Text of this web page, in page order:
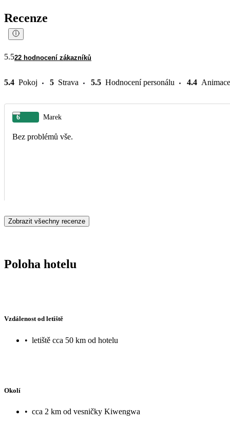
Recenze
5.522 hodnocení zákazníků
5.4 Pokoj 5 Strava 5.5 Hodnocení personálu 4.4 Animace
6 Marek
Bez problémů vše.
Zobrazit všechny recenze
Poloha hotelu
Vzdálenost od letiště
• letiště cca 50 km od hotelu
Okolí
• cca 2 km od vesničky Kiwengwa